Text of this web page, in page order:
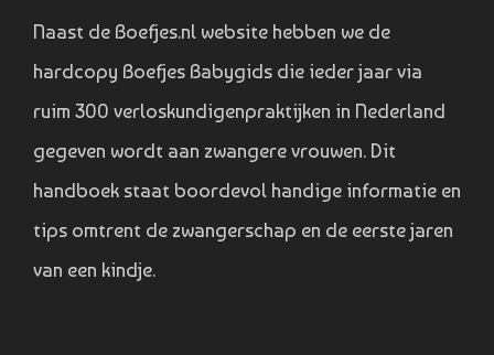
Naast de Boefjes.nl website hebben we de
hardcopy Boefjes Babygids die ieder jaar via
ruim 300 verloskundigenpraktijken in Nederland
gegeven wordt aan zwangere vrouwen. Dit
handboek staat boordevol handige informatie en
tips omtrent de zwangerschap en de eerste jaren
van een kindje.